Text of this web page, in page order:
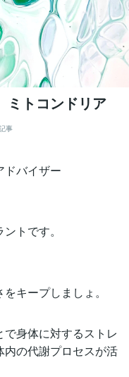
ミトコンドリア
事
ドバイザー
トです。
キープしましょ。
身体に対するストレ
の代謝プロセスが活